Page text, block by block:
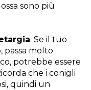
sono più
. Se il tuo
passa molto
potrebbe essere
che i conigli
quindi un